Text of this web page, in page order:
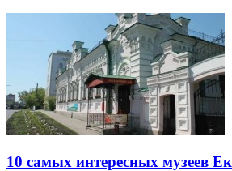
10 самых интересных музеев